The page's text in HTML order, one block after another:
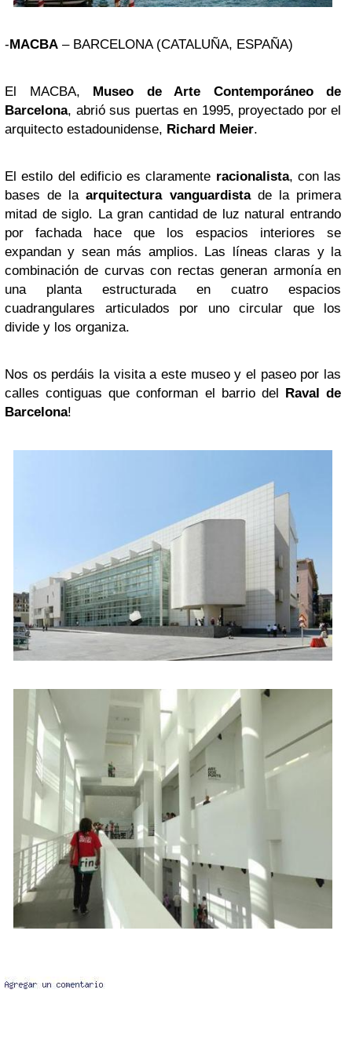
-MACBA – BARCELONA (CATALUÑA, ESPAÑA)
El MACBA, Museo de Arte Contemporáneo de
Barcelona, abrió sus puertas en 1995, proyectado por el
arquitecto estadounidense, Richard Meier.
El estilo del edificio es claramente racionalista, con las
bases de laarquitectura vanguardistade la primera
mitad de siglo. La gran cantidad de luz natural entrando
por fachada hace que los espacios interiores se
expandan y sean más amplios. Las líneas claras y la
combinación de curvas con rectas generan armonía en
una planta estructurada en cuatro espacios
cuadrangulares articulados por uno circular que los
divide y los organiza.
Nos os perdáis la visita a este museo y el paseo por las
calles contiguas que conforman el barrio del Raval de
Barcelona!